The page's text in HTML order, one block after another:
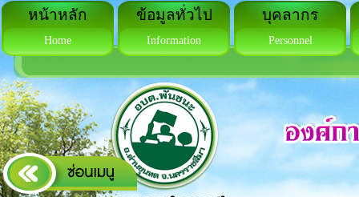
หน้าหลัก
Home
ข้อมูลทั่วไป
Information
บุคลากร
Personnel